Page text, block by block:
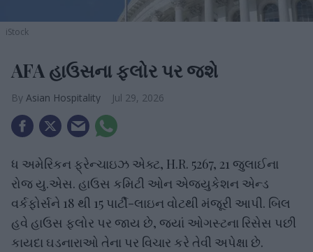
iStock
AFA હાઉસના ફ્લોર પર જશે
Asian Hospitality Jul 29, 2026
ધ અમેરિકન ફ્રેન્ચાઇઝ એક્ટ, H.R. 5267, 21 જુલાઈના
રોજ યુ.એસ. હાઉસ કમિટી ઓન એજ્યુકેશન એન્ડ
વર્કફોર્સને 18 થી 15 પાર્ટી-લાઇન વોટથી મંજૂરી આપી. બિલ
હવે હાઉસ ફ્લોર પર જાય છે, જ્યાં ઓગસ્ટના રિસેસ પછી
કાયદા ઘડનારાઓ તેના પર વિચાર કરે તેવી અપેક્ષા છે.